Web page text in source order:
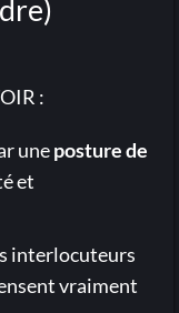
:
uneposture de
et
interlocuteurs
vraiment